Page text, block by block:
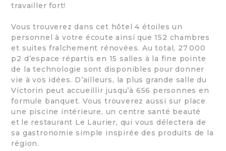
travailler fort!
Vous trouverez dans cet hôtel 4 étoiles un
personnel à votre écoute ainsi que 152 chambres
et suites fraîchement rénovées. Au total, 27 000
p2 d’espace répartis en 15 salles à la fine pointe
de la technologie sont disponibles pour donner
vie à vos idées. D’ailleurs, la plus grande salle du
Victorin peut accueillir jusqu’à 656 personnes en
formule banquet. Vous trouverez aussi sur place
une piscine intérieure, un centre santé beauté
et le restaurant Le Laurier, qui vous délectera de
sa gastronomie simple inspirée des produits de la
région.